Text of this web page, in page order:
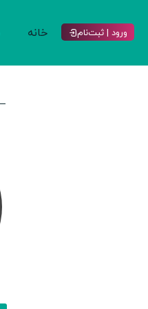
ورود | ثبت‌نام خانه